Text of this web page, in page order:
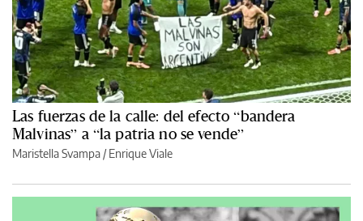
Las fuerzas de la calle: del efecto “bandera
Malvinas” a “la patria no se vende”
Maristella Svampa /Enrique Viale